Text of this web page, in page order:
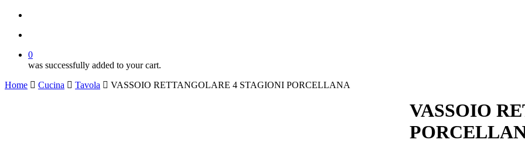
0
was successfully added to your cart.
Home
Cucina Tavola VASSOIO RETTANGOLARE 4 STAGIONI PORCELLANA
VASSOIO